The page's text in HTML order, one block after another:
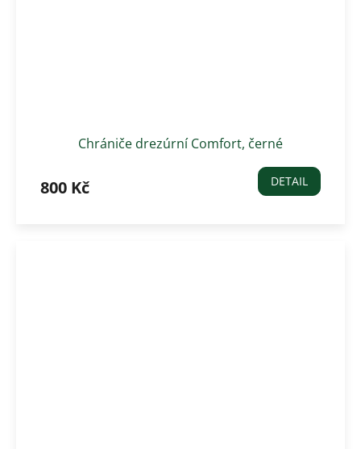
Chrániče drezúrní Comfort, černé
800 Kč DETAIL